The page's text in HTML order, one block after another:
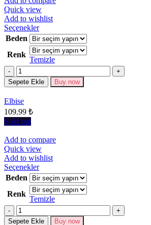
Quick view
Add to wishlist
SeçeneklerBu
ürünün
birden
fazla
varyasyonu
Seçenekler
Beden
Renk
Temizle
Miktar
Sepete Ekle Buy now
Elbise
109.99 ₺
Sold out
Add to compare
Quick view
Add to wishlist
SeçeneklerBu
ürünün
birden
fazla
varyasyonu
Seçenekler
Beden
Renk
Temizle
Miktar
Sepete Ekle Buy now